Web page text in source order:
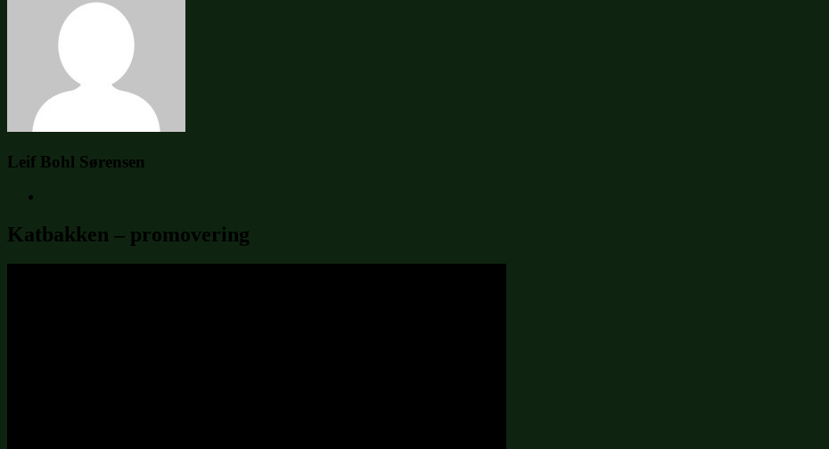
Leif Bohl Sørensen
Katbakken – promovering